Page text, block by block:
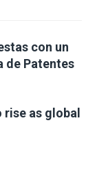
con un
de Patentes
as global